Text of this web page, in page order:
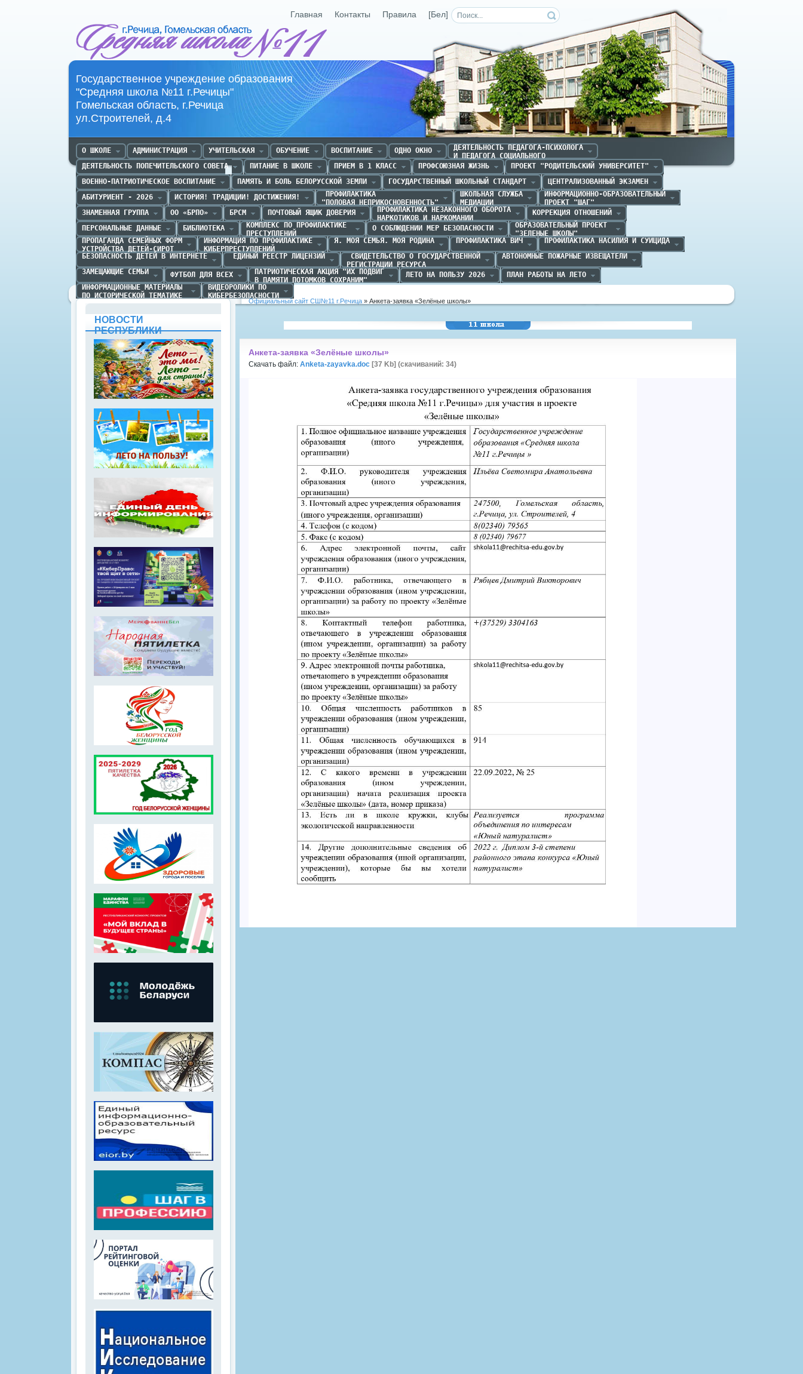
Средняя школа №11 г.Речица
Главная Контакты Правила [Бел]
Государственное учреждение образования
"Средняя школа №11 г.Речицы"
Гомельская область, г.Речица
ул.Строителей, д.4
О ШКОЛЕ АДМИНИСТРАЦИЯ УЧИТЕЛЬСКАЯ ОБУЧЕНИЕ ВОСПИТАНИЕ ОДНО ОКНО
ДЕЯТЕЛЬНОСТЬ ПЕДАГОГА-ПСИХОЛОГА
И ПЕДАГОГА СОЦИАЛЬНОГО
ДЕЯТЕЛЬНОСТЬ ПОПЕЧИТЕЛЬСКОГО СОВЕТА
ПИТАНИЕ В ШКОЛЕ ПРИЕМ В 1 КЛАСС ПРОФСОЮЗНАЯ ЖИЗНЬ
ПРОЕКТ "РОДИТЕЛЬСКИЙ УНИВЕРСИТЕТ"
ВОЕННО-ПАТРИОТИЧЕСКОЕ ВОСПИТАНИЕ
ПАМЯТЬ И БОЛЬ БЕЛОРУССКОЙ ЗЕМЛИ ГОСУДАРСТВЕННЫЙ ШКОЛЬНЫЙ СТАНДАРТ
ЦЕНТРАЛИЗОВАННЫЙ ЭКЗАМЕН
АБИТУРИЕНТ - 2026
ИСТОРИЯ! ТРАДИЦИИ! ДОСТИЖЕНИЯ!
ПРОФИЛАКТИКА
"ПОЛОВАЯ НЕПРИКОСНОВЕННОСТЬ"
ШКОЛЬНАЯ СЛУЖБА
МЕДИАЦИИ
ИНФОРМАЦИОННО-ОБРАЗОВАТЕЛЬНЫЙ
ПРОЕКТ "ШАГ"
ЗНАМЕННАЯ ГРУППА
ОО «БРПО» БРСМ ПОЧТОВЫЙ ЯЩИК ДОВЕРИЯ
ПРОФИЛАКТИКА НЕЗАКОННОГО ОБОРОТА
НАРКОТИКОВ И НАРКОМАНИИ
КОРРЕКЦИЯ ОТНОШЕНИЙ
ПЕРСОНАЛЬНЫЕ ДАННЫЕ
БИБЛИОТЕКА
КОМПЛЕКС ПО ПРОФИЛАКТИКЕ
ПРЕСТУПЛЕНИЙ
О СОБЛЮДЕНИИ МЕР БЕЗОПАСНОСТИ
ОБРАЗОВАТЕЛЬНЫЙ ПРОЕКТ
"ЗЕЛЕНЫЕ ШКОЛЫ"
ПРОПАГАНДА CЕМЕЙНЫХ ФОРМ
УСТРОЙСТВА ДЕТЕЙ-СИРОТ
ИНФОРМАЦИЯ ПО ПРОФИЛАКТИКЕ
КИБЕРПРЕСТУПЛЕНИЙ
Я. МОЯ СЕМЬЯ. МОЯ РОДИНА ПРОФИЛАКТИКА ВИЧ
ПРОФИЛАКТИКА НАСИЛИЯ И СУИЦИДА
БЕЗОПАСНОСТЬ ДЕТЕЙ В ИНТЕРНЕТЕ
ЕДИНЫЙ РЕЕСТР ЛИЦЕНЗИЙ
СВИДЕТЕЛЬСТВО О ГОСУДАРСТВЕННОЙ
РЕГИСТРАЦИИ РЕСУРСА
АВТОНОМНЫЕ ПОЖАРНЫЕ ИЗВЕЩАТЕЛИ
ЗАМЕЩАЮЩИЕ СЕМЬИ
ФУТБОЛ ДЛЯ ВСЕХ
ПАТРИОТИЧЕСКАЯ АКЦИЯ "ИХ ПОДВИГ
В ПАМЯТИ ПОТОМКОВ СОХРАНИМ"
ЛЕТО НА ПОЛЬЗУ 2026
ПЛАН РАБОТЫ НА ЛЕТО
ИНФОРМАЦИОННЫЕ МАТЕРИАЛЫ
ПО ИСТОРИЧЕСКОЙ ТЕМАТИКЕ
ВИДЕОРОЛИКИ ПО
КИБЕРБЕЗОПАСНОСТИ
Официальный сайт СШ№11 г.Речица » Анкета-заявка «Зелёные школы»
Анкета-заявка «Зелёные школы»
Скачать файл: Anketa-zayavka.doc [37 Kb] (cкачиваний: 34)
НОВОСТИ
РЕСПУБЛИКИ